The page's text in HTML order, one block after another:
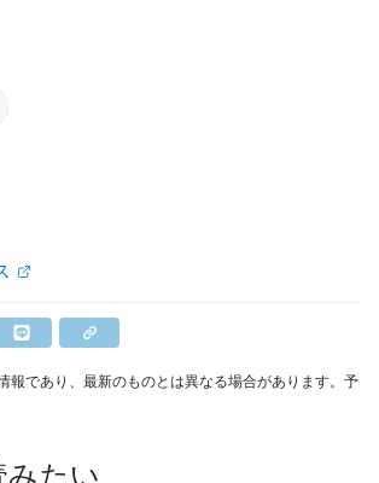
報であり、最新のものとは異なる場合があります。予
たい